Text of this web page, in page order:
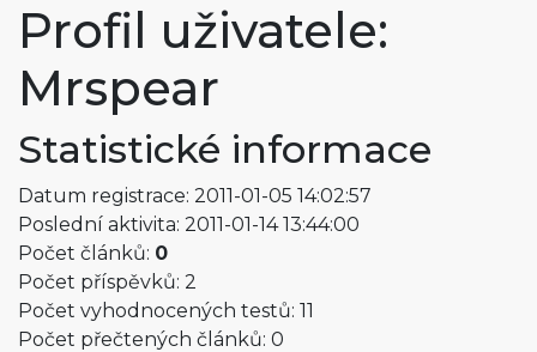
Profil uživatele:
Mrspear
Statistické informace
Datum registrace: 2011-01-05 14:02:57
Poslední aktivita: 2011-01-14 13:44:00
Počet článků: 0
Počet příspěvků: 2
Počet vyhodnocených testů: 11
Počet přečtených článků: 0